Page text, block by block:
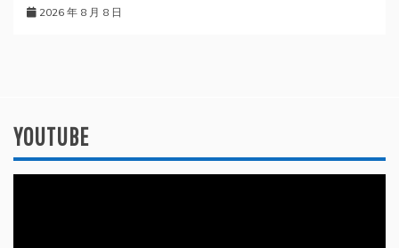
2026 年 8 月 8 日
YOUTUBE